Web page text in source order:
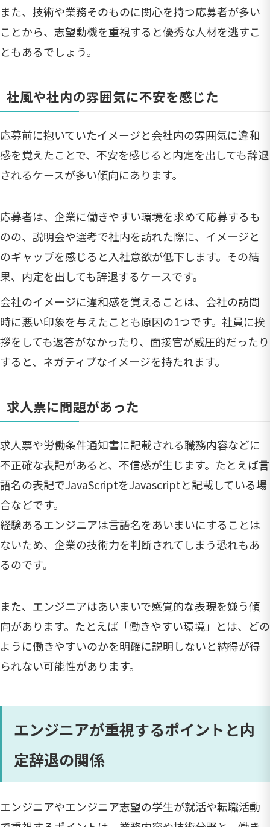
また、技術や業務そのものに関心を持つ応募者が多い
ことから、志望動機を重視すると優秀な人材を逃すこ
ともあるでしょう。
社風や社内の雰囲気に不安を感じた
応募前に抱いていたイメージと会社内の雰囲気に違和
感を覚えたことで、不安を感じると内定を出しても辞退
されるケースが多い傾向にあります。
応募者は、企業に働きやすい環境を求めて応募するも
のの、説明会や選考で社内を訪れた際に、イメージと
のギャップを感じると入社意欲が低下します。その結
果、内定を出しても辞退するケースです。
会社のイメージに違和感を覚えることは、会社の訪問
時に悪い印象を与えたことも原因の1つです。社員に挨
拶をしても返答がなかったり、面接官が威圧的だったり
すると、ネガティブなイメージを持たれます。
求人票に問題があった
求人票や労働条件通知書に記載される職務内容などに
不正確な表記があると、不信感が生じます。たとえば言
語名の表記でJavaScriptをJavascriptと記載している場
合などです。
経験あるエンジニアは言語名をあいまいにすることは
ないため、企業の技術力を判断されてしまう恐れもあ
るのです。
また、エンジニアはあいまいで感覚的な表現を嫌う傾
向があります。たとえば「働きやすい環境」とは、どの
ように働きやすいのかを明確に説明しないと納得が得
られない可能性があります。
エンジニアが重視するポイントと内
定辞退の関係
エンジニアやエンジニア志望の学生が就活や転職活動